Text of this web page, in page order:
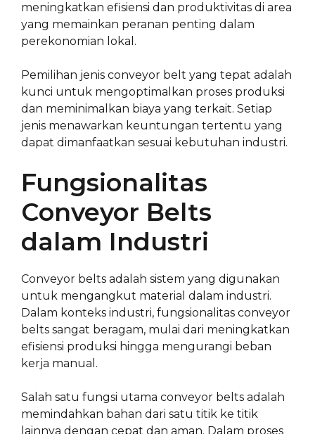
meningkatkan efisiensi dan produktivitas di area
yang memainkan peranan penting dalam
perekonomian lokal.
Pemilihan jenis conveyor belt yang tepat adalah
kunci untuk mengoptimalkan proses produksi
dan meminimalkan biaya yang terkait. Setiap
jenis menawarkan keuntungan tertentu yang
dapat dimanfaatkan sesuai kebutuhan industri.
Fungsionalitas
Conveyor Belts
dalam Industri
Conveyor belts adalah sistem yang digunakan
untuk mengangkut material dalam industri.
Dalam konteks industri, fungsionalitas conveyor
belts sangat beragam, mulai dari meningkatkan
efisiensi produksi hingga mengurangi beban
kerja manual.
Salah satu fungsi utama conveyor belts adalah
memindahkan bahan dari satu titik ke titik
lainnya dengan cepat dan aman. Dalam proses